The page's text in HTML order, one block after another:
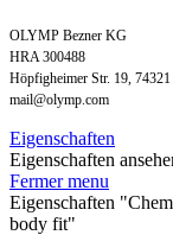
OLYMP Bezner KG
HRA 300488
Höpfigheimer Str. 19,
mail@olymp.com
Eigenschaften
Eigenschaften
Fermer menu
Eigenschaften
body fit"